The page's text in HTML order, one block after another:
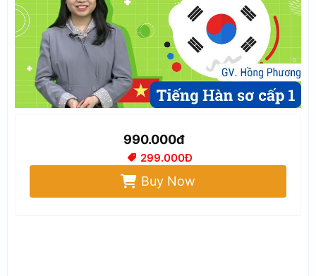
990.000đ
299.000Đ
Buy Now